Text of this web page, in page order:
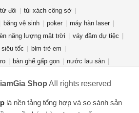
đôi
túi xách công sở
băng vệ sinh poker
máy hàn laser
năng lượng mặt trời
váy đầm dự tiệc
siêu tốc
bỉm trẻ em
bàn ghế gấp gọn
nước lau sàn
kiện thời trang
áo khoác nam
hải cẩu bột giặt OMO
máy xay sinh tố
Shop All rights reserved
là nền tảng tổng hợp và so sánh sản